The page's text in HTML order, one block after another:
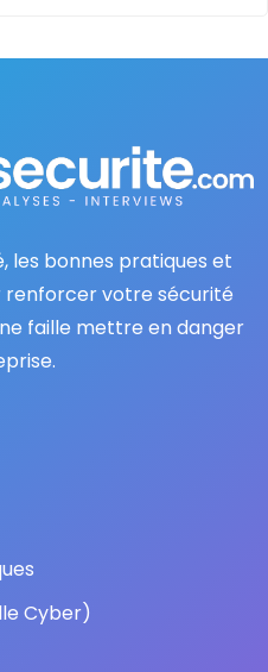
les bonnes pratiques et
renforcer votre sécurité
faille mettre en danger
Cyber)